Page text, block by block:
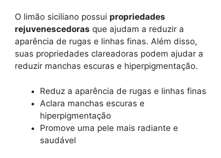
O limão siciliano possui propriedades
rejuvenescedoras que ajudam a reduzir a
aparência de rugas e linhas finas. Além disso,
suas propriedades clareadoras podem ajudar a
reduzir manchas escuras e hiperpigmentação.
Reduz a aparência de rugas e linhas finas
Aclara manchas escuras e
hiperpigmentação
Promove uma pele mais radiante e
saudável